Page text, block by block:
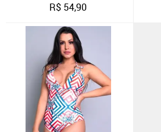
R$ 54,90